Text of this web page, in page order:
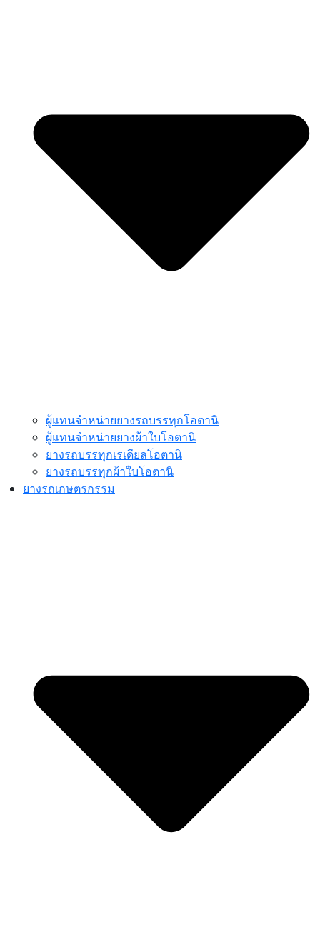
ผู้แทนจำหน่ายยางรถบรรทุกโอตานิ
ผู้แทนจำหน่ายยางผ้าใบโอตานิ
ยางรถบรรทุกเรเดียลโอตานิ
ยางรถบรรทุกผ้าใบโอตานิ
ยางรถเกษตรกรรม